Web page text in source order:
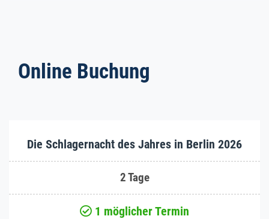
Online Buchung
Die Schlagernacht des Jahres in Berlin 2026
2 Tage
1 möglicher Termin